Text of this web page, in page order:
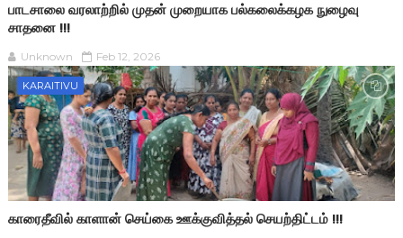
பாடசாலை வரலாற்றில் முதன் முறையாக பல்கலைக்கழக நுழைவு
சாதனை !!!
Unknown Feb 12, 2026
KARAITIVU
காரைதீவில் காளான் செய்கை ஊக்குவித்தல் செயற்திட்டம் !!!